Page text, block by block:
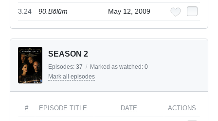
3.24 90.Bölüm May 12, 2009
SEASON 2
Episodes: 37 / Marked as watched: 0
Mark all episodes
# EPISODE TITLE DATE ACTIONS